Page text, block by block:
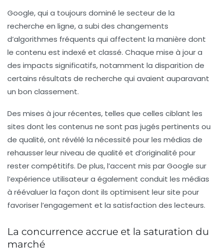
Google, qui a toujours dominé le secteur de la
recherche en ligne, a subi des changements
d’algorithmes fréquents qui affectent la manière dont
le contenu est indexé et classé. Chaque mise à jour a
des impacts significatifs, notamment la disparition de
certains résultats de recherche qui avaient auparavant
un bon classement.
Des mises à jour récentes, telles que celles ciblant les
sites dont les contenus ne sont pas jugés pertinents ou
de qualité, ont révélé la nécessité pour les médias de
rehausser leur niveau de qualité et d’originalité pour
rester compétitifs. De plus, l’accent mis par Google sur
l’expérience utilisateur a également conduit les médias
à réévaluer la façon dont ils optimisent leur site pour
favoriser l’engagement et la satisfaction des lecteurs.
La concurrence accrue et la saturation du
marché